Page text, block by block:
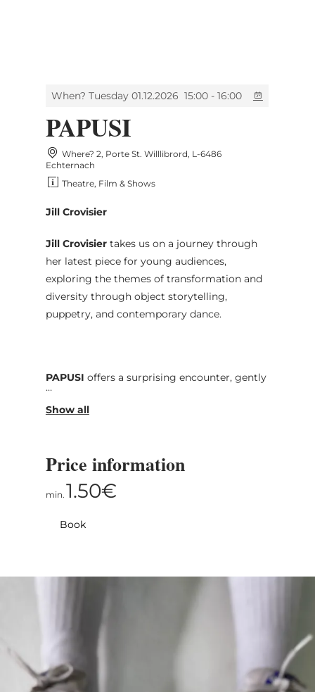
When? Tuesday 01.12.2026 15:00 - 16:00
PAPUSI
Where? 2, Porte St. Willlibrord, L-6486
Echternach
Theatre, Film & Shows
Jill Crovisier
Jill Crovisiertakes us on a journey through
her latest piece for young audiences,
exploring the themes of transformation and
diversity through object storytelling,
puppetry, and contemporary dance.
PAPUSI offers a surprising encounter, gently
reminding us that everything has its own
value and meaningful story simply by
Credits:
Choreography & artistic direction – Jill
Performers – Jan Möllmer & Jill Crovisier
Sound creation – Jill Crovisier
Music – Jill Crovisier & Pascal Schumacher
Price information
min. 1.50€
Book